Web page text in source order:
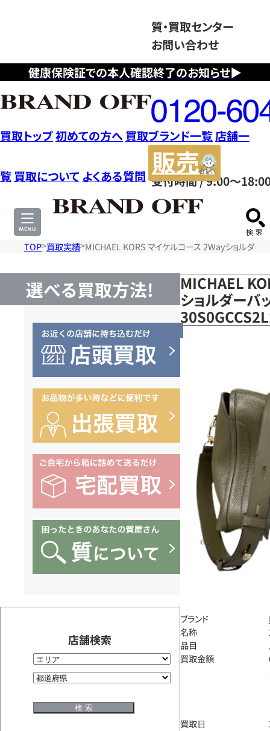
健康保険証での本人確認終了のお知らせ▶
質・買取センター
お問い合わせ
フ
リ
ー
ダ
イ
ヤ
ル
0120604117
受付時間 / 9:00～
買取トップ初めての方へ 買取ブランド一覧店舗一
覧 買取について よくある質問
サ
TOP 買取実績 MICHAEL KORS マイケルコース 2Wayショルダ
選べる買取方法!
店舗検索
MICHAEL
ショルダーバ
ブランド
名称
品目
買取金額
買取日